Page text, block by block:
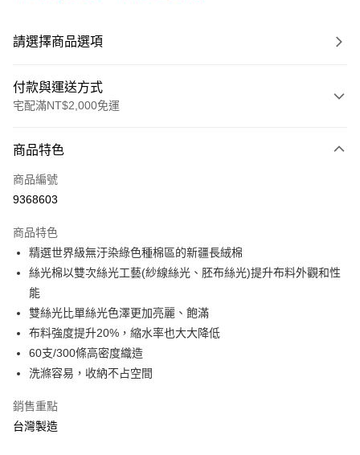
請選擇商品選項
付款與運送方式
宅配滿NT$2,000免運
信用卡一次付款
信用卡分期付款
合作金庫商業銀行
華南商業銀行
彰化商業銀行
上海商業儲蓄銀行
台北富邦商業銀行
國泰世華商業銀行
臺灣中小企業銀行
台中商業銀行
匯豐（台灣）商業銀行
華泰商業銀行
聯邦商業銀行
遠東國際商業銀行
元大商業銀行
玉山商業銀行
台灣樂天信用卡公司
6 期 0 利率 每期
華南商業銀行
彰化商業銀行
上海商業儲蓄銀行
國泰世華商業銀行
兆豐國際商業銀行
臺灣中小企業銀行
台中商業銀行
匯豐（台灣）商業銀行
聯邦商業銀行
元大商業銀行
玉山商業銀行
台灣樂天信用卡公司
LINE Pay
Apple Pay
悠遊付
Google Pay
運送方式
商品特色
商品編號
9368603
商品特色
精選世界級無汙染綠色種棉區的新疆長絨棉
絲光棉以雙次絲光工藝(紗線絲光、胚布絲光)提升布料外觀和性
能
雙絲光比單絲光色澤更加亮麗、飽滿
布料強度提升20%，縮水率也大大降低
60支/300條高密度織造
洗滌容易，收納不占空間
銷售重點
台灣製造